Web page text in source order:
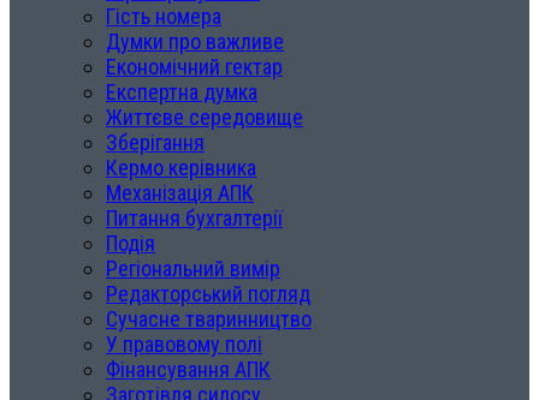
Гість номера
Думки про важливе
Економічний гектар
Експертна думка
Життєве середовище
Зберігання
Кермо керівника
Механізація АПК
Питання бухгалтерії
Подія
Регіональний вимір
Редакторський погляд
Сучасне тваринництво
У правовому полі
Фінансування АПК
Заготівля силосу